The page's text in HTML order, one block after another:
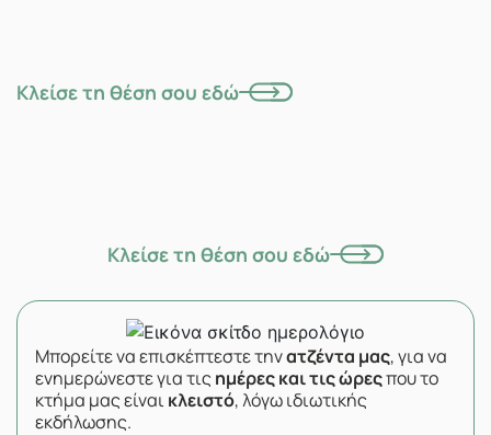
Κλείσε τη θέση σου εδώ
Κλείσε τη θέση σου εδώ
Μπορείτε να επισκέπτεστε τηνατζέντα μας, για να
ενημερώνεστε για τιςημέρες και τις ώρεςπου το
κτήμα μας είναικλειστό, λόγω ιδιωτικής
εκδήλωσης.